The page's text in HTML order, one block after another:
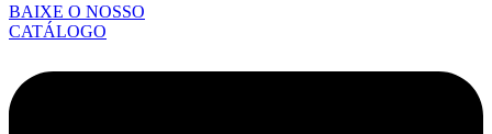
BAIXE O NOSSO
CATÁLOGO